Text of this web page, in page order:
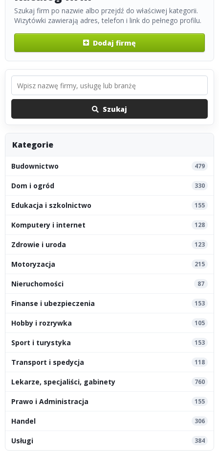
Szukaj firm po nazwie albo przejdź do właściwej kategorii.
Wizytówki zawierają adres, telefon i link do pełnego profilu.
Dodaj firmę
Szukaj
Kategorie
Budownictwo 479
Dom i ogród 330
Edukacja i szkolnictwo 155
Komputery i internet 128
Zdrowie i uroda 123
Motoryzacja 215
Nieruchomości 87
Finanse i ubezpieczenia 153
Hobby i rozrywka 105
Sport i turystyka 153
Transport i spedycja 118
Lekarze, specjaliści, gabinety 760
Prawo i Administracja 155
Handel 306
Usługi 384